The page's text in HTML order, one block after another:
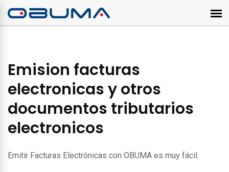
Emision facturas
electronicas y otros
documentos tributarios
electronicos
Emitir Facturas Electrónicas con OBUMA es muy fácil.